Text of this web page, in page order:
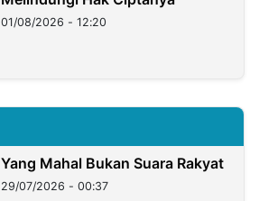
01/08/2026 - 12:20
Yang Mahal Bukan Suara Rakyat
29/07/2026 - 00:37